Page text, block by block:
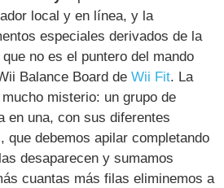
local y en línea, y la
especiales derivados de la
no es el puntero del mando
Balance Board deWii Fit. La
misterio: un grupo de
en una, con sus diferentes
que debemos apilar completando
desaparecen y sumamos
cuantas más filas eliminemos a